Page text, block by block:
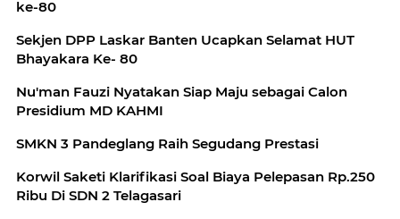
ke-80
Sekjen DPP Laskar Banten Ucapkan Selamat HUT
Bhayakara Ke- 80
Nu'man Fauzi Nyatakan Siap Maju sebagai Calon
Presidium MD KAHMI
SMKN 3 Pandeglang Raih Segudang Prestasi
Korwil Saketi Klarifikasi Soal Biaya Pelepasan Rp.250
Ribu Di SDN 2 Telagasari